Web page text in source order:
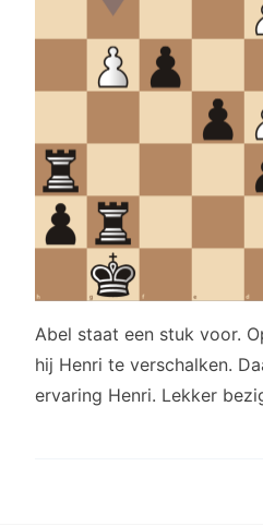
Abel staat een stuk voor.
hij Henri te verschalken.
ervaring Henri. Lekker